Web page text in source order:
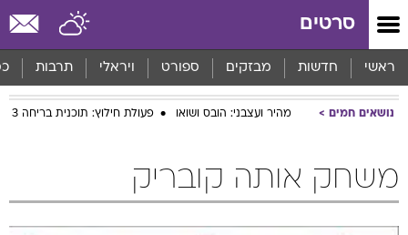
סרטים
ראשי חדשות מבזקים ספורט ויראלי תרבות
נושאים חמים מהיר ועצבני: הובס ושואו פעולת חילוץ: תוכנית בריחה 3
משחק אותה קובריק